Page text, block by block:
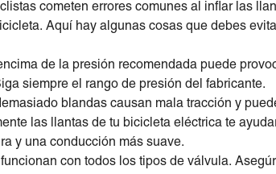
cometen errores comunes al inflar las
Aquí hay algunas cosas que debes
de la presión recomendada puede
siempre el rango de presión del fabricante.
blandas causan mala tracción y
las llantas de tu bicicleta eléctrica te
y una conducción más suave.
con todos los tipos de válvula.